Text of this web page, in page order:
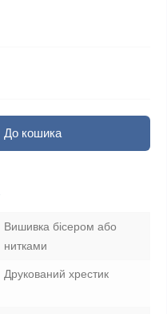
До кошика
Вишивка бісером або
нитками
Друкований хрестик